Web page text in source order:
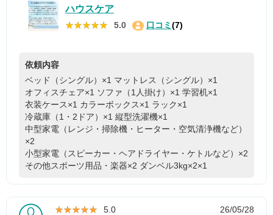
ハウスケア
★★★★★
★★★★★ 5.0 口コミ (7)
依頼内容
ベッド（シングル）×1 マットレス（シングル）×1
オフィスチェア×1 ソファ（1人掛け）×1 学習机×1
衣装ケース×1 カラーボックス×1 ラック×1
冷蔵庫（1・2ドア）×1 縦型洗濯機×1
中型家電（レンジ・掃除機・ヒーター・空気清浄機など）
×2
小型家電（スピーカー・ヘアドライヤー・ケトルなど）×2
その他スポーツ用品・楽器×2 ダンベル3kg×2×1
★★★★★
★★★★★ 5.0
26/05/28